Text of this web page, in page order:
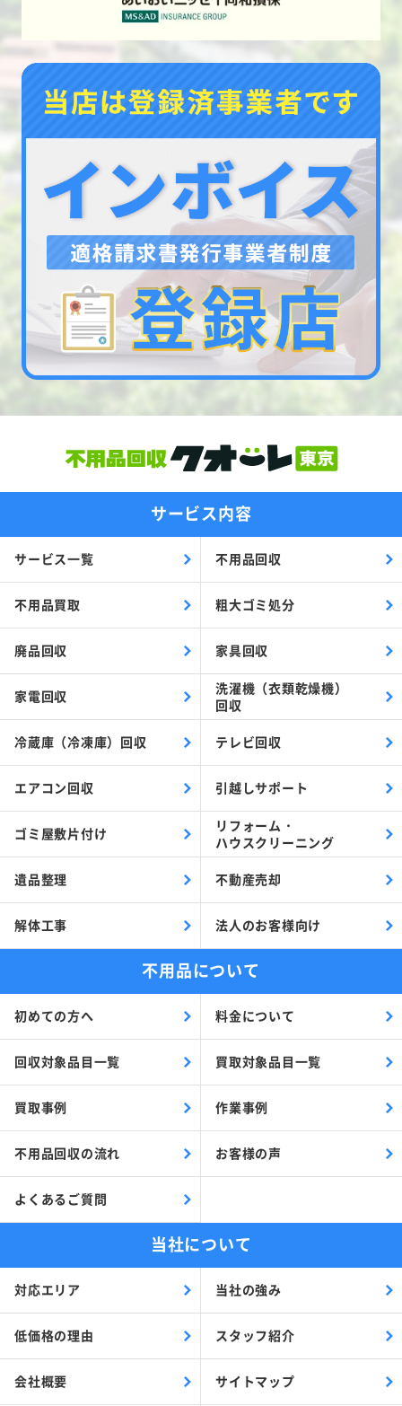
サービス内容
サービス一覧 不用品回収
不用品買取 粗大ゴミ処分
廃品回収 家具回収
家電回収
洗濯機（衣類乾燥機）
回収
冷蔵庫（冷凍庫）回収 テレビ回収
エアコン回収 引越しサポート
ゴミ屋敷片付け
リフォーム・
ハウスクリーニング
遺品整理 不動産売却
解体工事 法人のお客様向け
不用品について
初めての方へ 料金について
回収対象品目一覧 買取対象品目一覧
買取事例 作業事例
不用品回収の流れ お客様の声
よくあるご質問
当社について
対応エリア 当社の強み
低価格の理由 スタッフ紹介
会社概要 サイトマップ